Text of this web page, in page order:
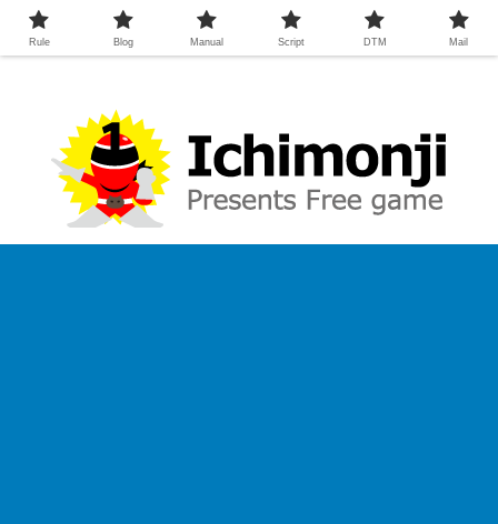
Rule Blog Manual Script DTM Mail